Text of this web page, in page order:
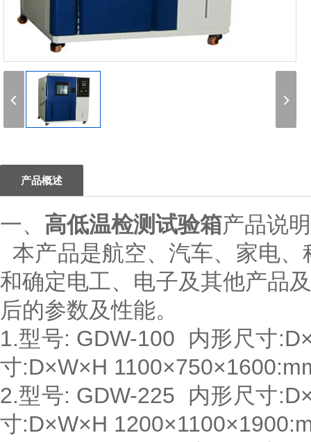
产品概述
一、 高低温检测试验箱产品说
本产品是航空、汽车、家电
和确定电工、电子及其他产品
后的参数及性能。
1.型号: GDW-100 内形尺寸
寸:D×W×H
2.型号: GDW-225 内形尺寸
寸:D×W×H